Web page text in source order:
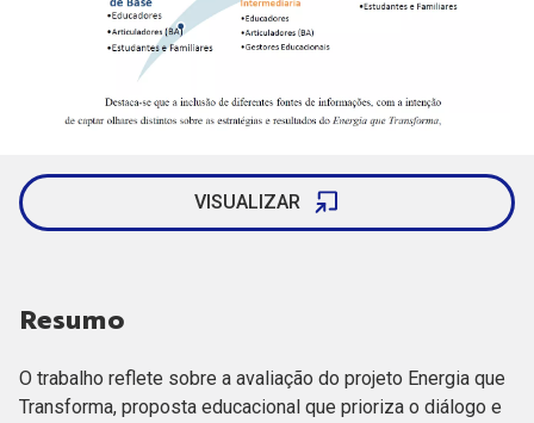
VISUALIZAR
Resumo
O trabalho reflete sobre a avaliação do projeto Energia que
Transforma, proposta educacional que prioriza o diálogo e